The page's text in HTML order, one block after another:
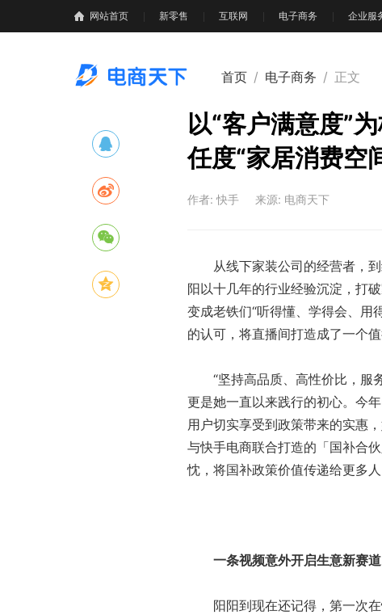
网站首页 新零售 互联网 电子商务 企业服
首页 / 电子商务 / 正文
以“客户满意度”
任度“家居消费空
作者: 快手 来源: 电商天下
从线下家装公司的经营者，到
阳以十几年的行业经验沉淀，打
变成老铁们“听得懂、学得会、用
的认可，将直播间打造成了一个值
“坚持高品质、高性价比，服务
更是她一直以来践行的初心。今
用户切实享受到政策带来的实惠
与快手电商联合打造的「国补合
忱，将国补政策价值传递给更多人
一条视频意外开启生意新赛道
阳阳到现在还记得，第一次在